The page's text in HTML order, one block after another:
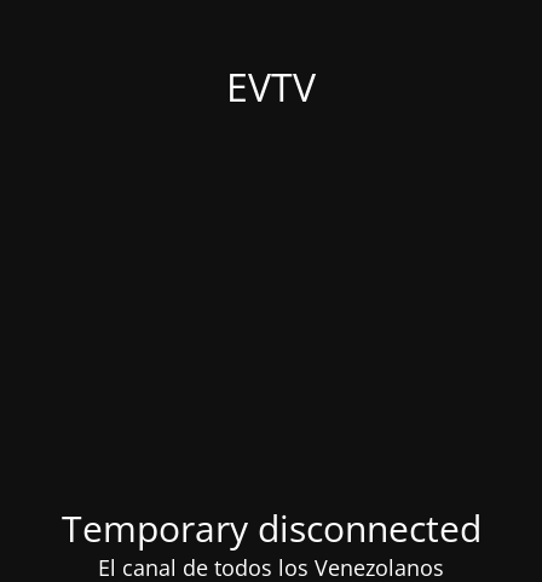
EVTV
Temporary disconnected
El canal de todos los Venezolanos